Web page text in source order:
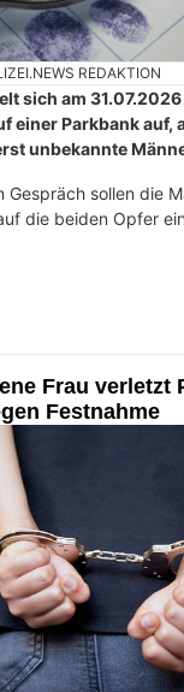
REDAKTION
sich am
einer Parkbank auf,
unbekannte
Gespräch sollen die
die beiden Opfer
Frau verletzt
Festnahme